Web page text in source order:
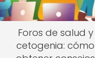
Foros de salud y
cetogenia: cómo